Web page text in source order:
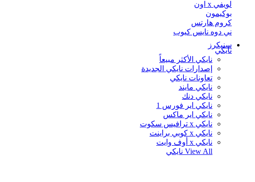
لويفي x اون
بوكيمون
كروم هارتس
ني دوه نايس كيوب
سنيكرز
نايكي
نايكي الأكثر مبيعاً
إصدارات نايكي الجديدة
تعاونات نايكي
نايكي مايند
نايكي دنك
نايكي اير فورس 1
نايكي اير ماكس
نايكي x ترافيس سكوت
نايكي x كوبي براينت
نايكي x أوف وايت
View All نايكي